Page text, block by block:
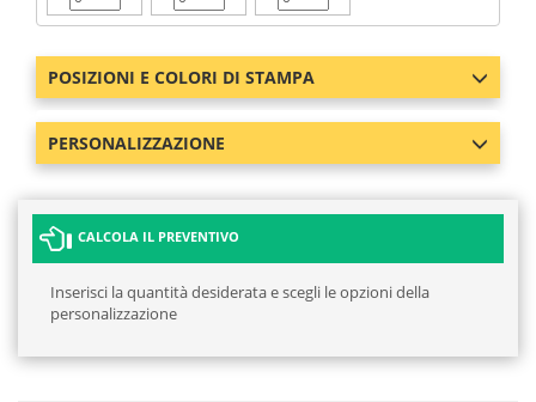
POSIZIONI E COLORI DI STAMPA
PERSONALIZZAZIONE
CALCOLA IL PREVENTIVO
Inserisci la quantità desiderata e scegli le opzioni della
personalizzazione